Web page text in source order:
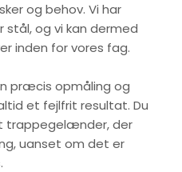
og behov. Vi har
stål, og vi kan dermed
inden for vores fag.
præcis opmåling og
et fejlfrit resultat. Du
trappegelænder, der
uanset om det er